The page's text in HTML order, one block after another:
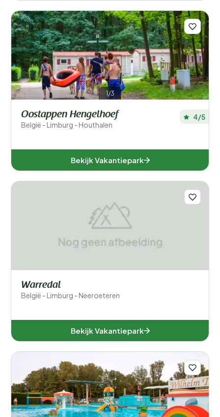
1/3
Oostappen Hengelhoef
België - Limburg - Houthalen
4/5
Bekijk Vakantiepark
Warredal
België - Limburg - Neeroeteren
Bekijk Vakantiepark